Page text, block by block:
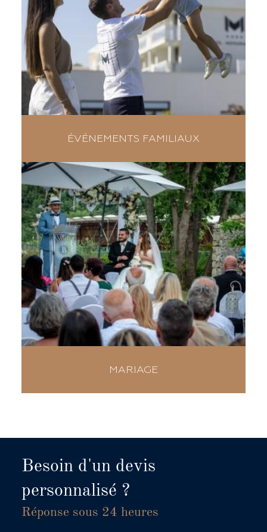
ÉVÉNEMENTS FAMILIAUX
MARIAGE
Besoin d'un devis
personnalisé ?
Réponse sous 24 heures